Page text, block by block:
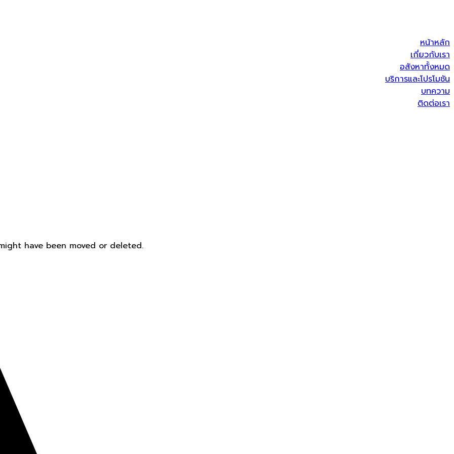
หน้าหลัก
เกี่ยวกับเรา
อสังหาทั้งหมด
บริการและโปรโมชัน
บทความ
ติดต่อเรา
have been moved or deleted.